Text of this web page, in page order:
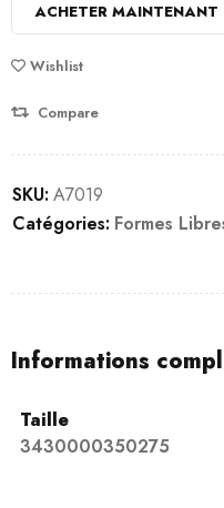
ACHETER MAINTENANT
Wishlist
Compare
SKU: A7019
Catégories: Formes
Informations
Taille
3430000350275